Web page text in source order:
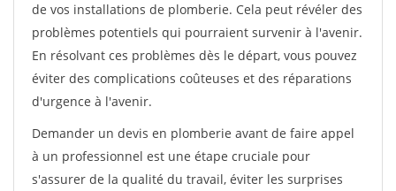
de vos installations de plomberie. Cela peut révéler des
problèmes potentiels qui pourraient survenir à l'avenir.
En résolvant ces problèmes dès le départ, vous pouvez
éviter des complications coûteuses et des réparations
d'urgence à l'avenir.
Demander un devis en plomberie avant de faire appel
à un professionnel est une étape cruciale pour
s'assurer de la qualité du travail, éviter les surprises